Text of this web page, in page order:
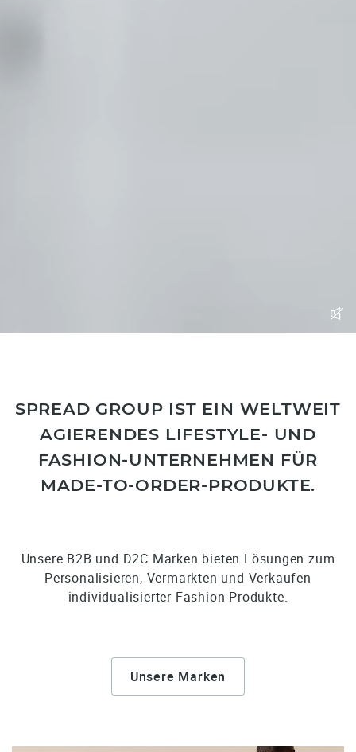
SPREAD GROUP IST EIN WELTWEIT
AGIERENDES LIFESTYLE- UND
FASHION-UNTERNEHMEN FÜR
MADE-TO-ORDER-PRODUKTE.
Unsere B2B und D2C Marken bieten Lösungen zum
Personalisieren, Vermarkten und Verkaufen
individualisierter Fashion-Produkte.
Unsere Marken